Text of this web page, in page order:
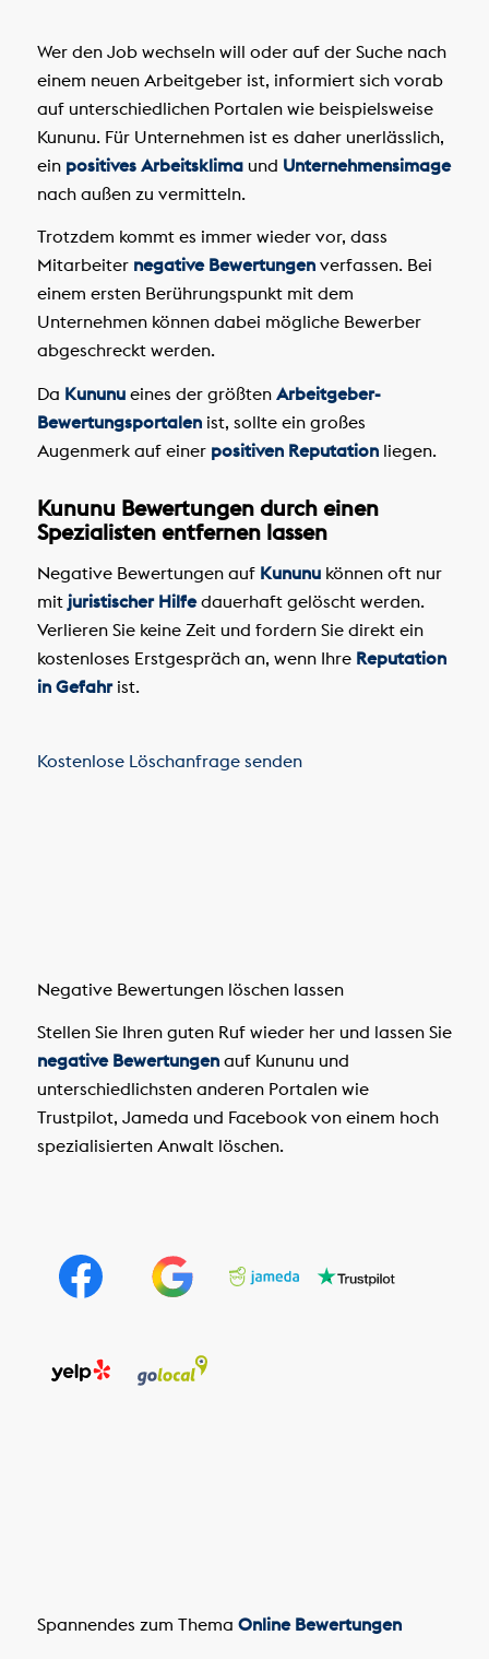
Wer den Job wechseln will oder auf der Suche nach
einem neuen Arbeitgeber ist, informiert sich vorab
auf unterschiedlichen Portalen wie beispielsweise
Kununu. Für Unternehmen ist es daher unerlässlich,
ein positives Arbeitsklimaund Unternehmensimage
nach außen zu vermitteln.
Trotzdem kommt es immer wieder vor, dass
Mitarbeiter negative Bewertungenverfassen. Bei
einem ersten Berührungspunkt mit dem
Unternehmen können dabei mögliche Bewerber
abgeschreckt werden.
Da Kununueines der größtenArbeitgeber-
Bewertungsportalenist, sollte ein großes
Augenmerk auf einerpositiven Reputationliegen.
Kununu Bewertungen durch einen
Spezialisten entfernen lassen
Negative Bewertungen auf Kununukönnen oft nur
mit juristischer Hilfedauerhaft gelöscht werden.
Verlieren Sie keine Zeit und fordern Sie direkt ein
kostenloses Erstgespräch an, wenn IhreReputation
in Gefahrist.
Kostenlose Löschanfrage senden
Negative Bewertungen löschen lassen
Stellen Sie Ihren guten Ruf wieder her und lassen Sie
negative Bewertungenauf Kununu und
unterschiedlichsten anderen Portalen wie
Trustpilot, Jameda und Facebook von einem hoch
spezialisierten Anwalt löschen.
Spannendes zum Thema Online Bewertungen